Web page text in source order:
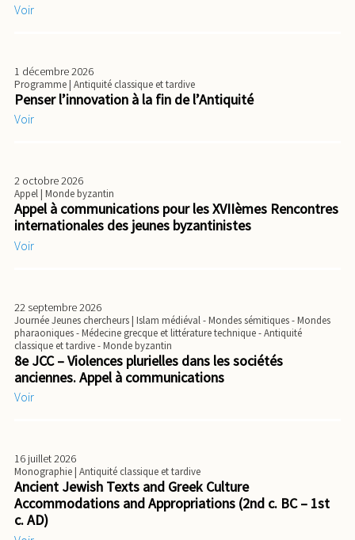
Voir
1 décembre 2026
Programme| Antiquité classique et tardive
Penser l’innovation à la fin de l’Antiquité
Voir
2 octobre 2026
Appel| Monde byzantin
Appel à communications pour les XVIIèmes Rencontres
internationales des jeunes byzantinistes
Voir
22 septembre 2026
Journée Jeunes chercheurs| Islam médiéval - Mondes sémitiques - Mondes
pharaoniques - Médecine grecque et littérature technique - Antiquité
classique et tardive - Monde byzantin
8e JCC – Violences plurielles dans les sociétés
anciennes. Appel à communications
Voir
16 juillet 2026
Monographie| Antiquité classique et tardive
Ancient Jewish Texts and Greek Culture
Accommodations and Appropriations (2nd c. BC – 1st
c. AD)